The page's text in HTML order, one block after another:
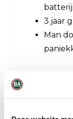
batterij
3 jaar
Man